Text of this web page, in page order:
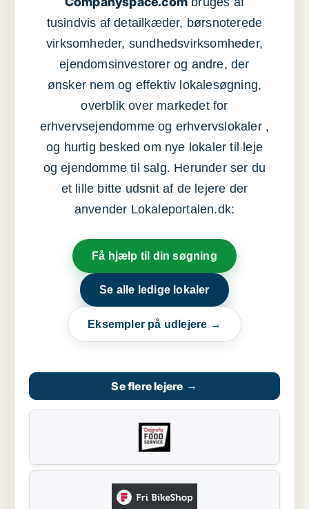
tusindvis af detailkæder, børsnoterede
virksomheder, sundhedsvirksomheder,
ejendomsinvestorer og andre, der
ønsker nem og effektiv lokalesøgning,
overblik over markedet for
erhvervsejendomme og erhvervslokaler ,
og hurtig besked om nye lokaler til leje
og ejendomme til salg. Herunder ser du
et lille bitte udsnit af de lejere der
anvender Lokaleportalen.dk:
Få hjælp til din søgning
Se alle ledige lokaler
Eksempler på udlejere →
Se flere lejere →